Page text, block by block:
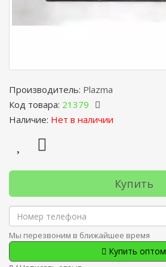
Производитель: Plazma
Код товара: 21379
Наличие: Нет в наличии
Купить
Мы перезвоним в ближайшее время
Купить оптом